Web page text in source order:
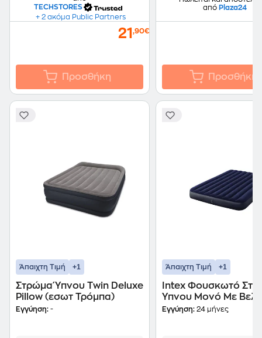
TECHSTORES
+ 2 ακόμα Public Partners
21 ,90€
Προσθήκη
από Plaza24
Προσθήκη
Άπαιχτη Τιμή +1
Στρώμα Ύπνου Twin Deluxe
Pillow (εσωτ Τρόμπα)
Εγγύηση: -
Άπαιχτη Τιμή +1
Intex Φουσκωτό
Ύπνου Μονό Με
Επένδυση,
Εγγύηση: 24 μήνες